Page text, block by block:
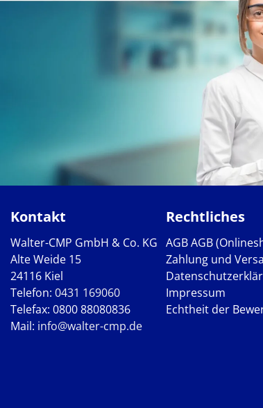
Kontakt
Walter-CMP GmbH & Co. KG
Alte Weide 15
24116 Kiel
Telefon: 0431 169060
Telefax: 0800 88080836
Mail: info@walter-cmp.de
Rechtliches
AGBAGB
Zahlung und
Impressum
Echtheit der